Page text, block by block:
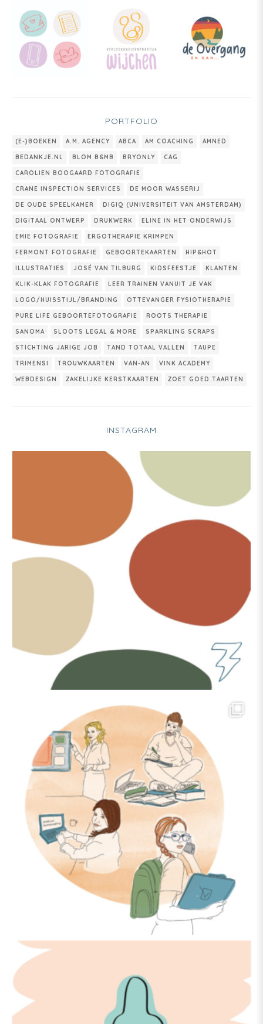
PORTFOLIO
(E-)BOEKEN A.M. AGENCY ABCA AM COACHING AMNED
BEDANKJE.NL BLOM B&MB BRYONLY CAG
CAROLIEN BOOGAARD FOTOGRAFIE
CRANE INSPECTION SERVICES DE MOOR WASSERIJ
DE OUDE SPEELKAMER DIGIQ (UNIVERSITEIT VAN AMSTERDAM)
DIGITAAL ONTWERP DRUKWERK ELINE IN HET ONDERWIJS
EMIE FOTOGRAFIE ERGOTHERAPIE KRIMPEN
FERMONT FOTOGRAFIE GEBOORTEKAARTEN HIP&HOT
ILLUSTRATIES JOSÉ VAN TILBURG KIDSFEESTJE KLANTEN
KLIK-KLAK FOTOGRAFIE LEER TRAINEN VANUIT JE VAK
LOGO/HUISSTIJL/BRANDING OTTEVANGER FYSIOTHERAPIE
PURE LIFE GEBOORTEFOTOGRAFIE ROOTS THERAPIE
SANOMA SLOOTS LEGAL & MORE SPARKLING SCRAPS
STICHTING JARIGE JOB TAND TOTAAL VALLEN TAUPE
TRIMENSI TROUWKAARTEN VAN-AN VINK ACADEMY
WEBDESIGN ZAKELIJKE KERSTKAARTEN ZOET GOED TAARTEN
INSTAGRAM